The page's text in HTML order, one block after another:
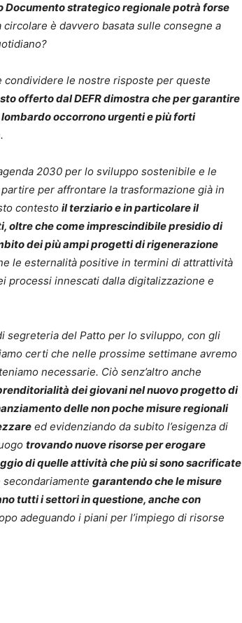
Documento strategico regionale potrà forse
circolare è davvero basata sulle consegne a
le nostre risposte per queste
offerto dal DEFR dimostra che per garantire
occorrono urgenti e più forti
.
2030 per lo sviluppo sostenibile e le
per affrontare la trasformazione già in
contesto il terziario e in particolare il
oltre che come imprescindibile presidio di
dei più ampi progetti di rigenerazione
le esternalità positive in termini di attrattività
processi innescati dalla digitalizzazione e
del Patto per lo sviluppo, con gli
certi che nelle prossime settimane avremo
necessarie. Ciò senz’altro anche
dei giovani nel nuovo progetto di
delle non poche misure regionali
ed evidenziando da subito l’esigenza di
trovando nuove risorse per erogare
di quelle attività che più si sono sacrificate
secondariamente garantendo che le misure
tutti i settori in questione, anche con
adeguando i piani per l’impiego di risorse